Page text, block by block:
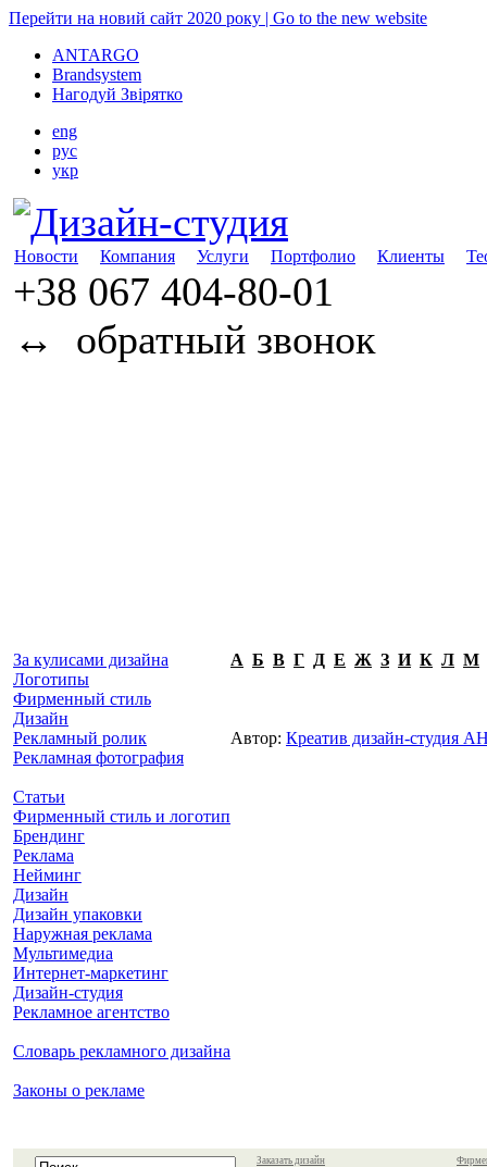
Перейти на новий сайт 2020 року | Go to the new website
ANTARGO
Brandsystem
Нагодуй Звірятко
eng
рус
укр
Новости Компания Услуги Портфолио Клиенты
+38 067 404-80-01
↔
обратный звонок
За кулисами дизайна
Логотипы
Фирменный стиль
Дизайн
Рекламный ролик
Рекламная фотография
Статьи
Фирменный стиль и логотип
Брендинг
Реклама
Нейминг
Дизайн
Дизайн упаковки
Наружная реклама
Мультимедиа
Интернет-маркетинг
Дизайн-студия
Рекламное агентство
Словарь рекламного дизайна
Законы о рекламе
А Б В Г Д Е Ж З И К Л М
Автор: Креатив дизайн-студия
Заказать дизайн